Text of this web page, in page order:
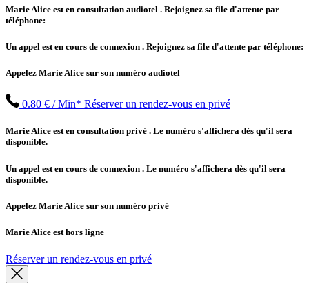
Marie Alice est en consultation audiotel . Rejoignez sa file d'attente par
téléphone:
Un appel est en cours de connexion . Rejoignez sa file d'attente par téléphone:
Appelez Marie Alice sur son numéro audiotel
0.80 € / Min* Réserver un rendez-vous en privé
Marie Alice est en consultation privé . Le numéro s'affichera dès qu'il sera
disponible.
Un appel est en cours de connexion . Le numéro s'affichera dès qu'il sera
disponible.
Appelez Marie Alice sur son numéro privé
Marie Alice est hors ligne
Réserver un rendez-vous en privé